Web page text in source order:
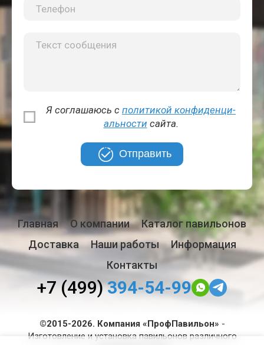
Я соглашаюсь с политикой кон­фи­ден­ци­
аль­но­сти сайта.
Отправить
Главная О компании
Каталог павильонов
Доставка
Наши работы
Информация
Контакты
+7 (499)394-54-99
©2015-2026. Компания «ПрофПавильон» -
Изготовление и установка павильонов различного